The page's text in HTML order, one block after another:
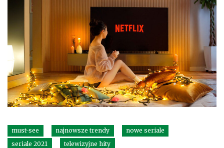
must-see najnowsze trendy
nowe seriale
seriale 2021
telewizyjne hity